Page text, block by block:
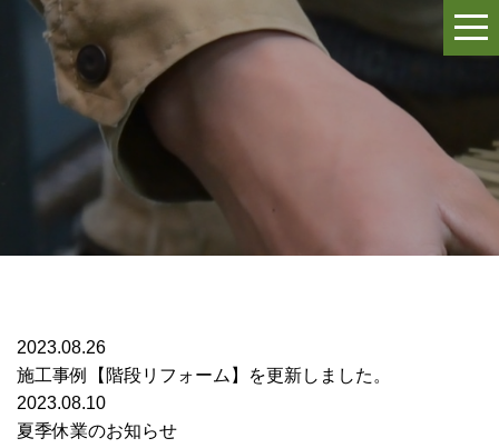
2023.08.26
施工事例【階段リフォーム】を更新しました。
2023.08.10
夏季休業のお知らせ